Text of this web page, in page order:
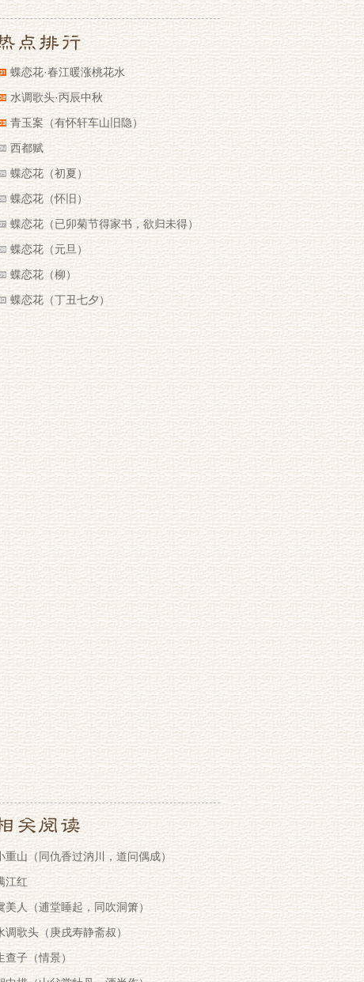
蝶恋花·春江暖涨桃花水
水调歌头·丙辰中秋
青玉案（有怀轩车山旧隐）
西都赋
蝶恋花（初夏）
蝶恋花（怀旧）
蝶恋花（已卯菊节得家书，欲归未得）
蝶恋花（元旦）
蝶恋花（柳）
蝶恋花（丁丑七夕）
重山（同仇香过汭川，道问偶成）
江红
美人（逋堂睡起，同吹洞箫）
调歌头（庚戌寿静斋叔）
查子（情景）